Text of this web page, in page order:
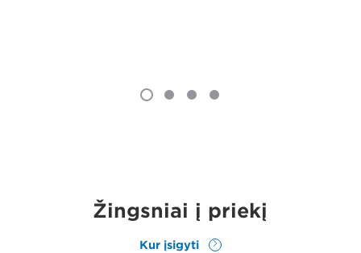
Žingsniai į priekį
Kur įsigyti